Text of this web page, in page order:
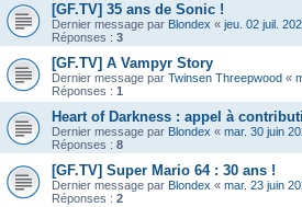
[GF.TV] 35 ans de Sonic !
Dernier message par Blondex « jeu. 02 juil.
Réponses : 3
[GF.TV] A Vampyr Story
Dernier message par Twinsen Threepwood «
Réponses : 1
Heart of Darkness : appel à
Dernier message par Blondex « mar. 30 juin
Réponses : 8
[GF.TV] Super Mario 64 : 30 ans !
Dernier message par Blondex « mar. 23 juin
Réponses : 2